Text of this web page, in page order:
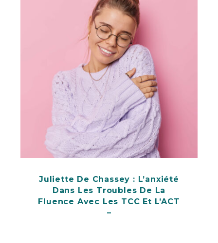
Juliette De Chassey : L’anxiété
Dans Les Troubles De La
Fluence Avec Les TCC Et L’ACT
–